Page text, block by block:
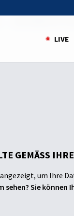
LIVE
GEMÄSS
um Ihre
sehen? Sie können